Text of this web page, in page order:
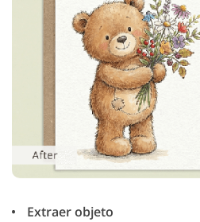
Extraer objeto